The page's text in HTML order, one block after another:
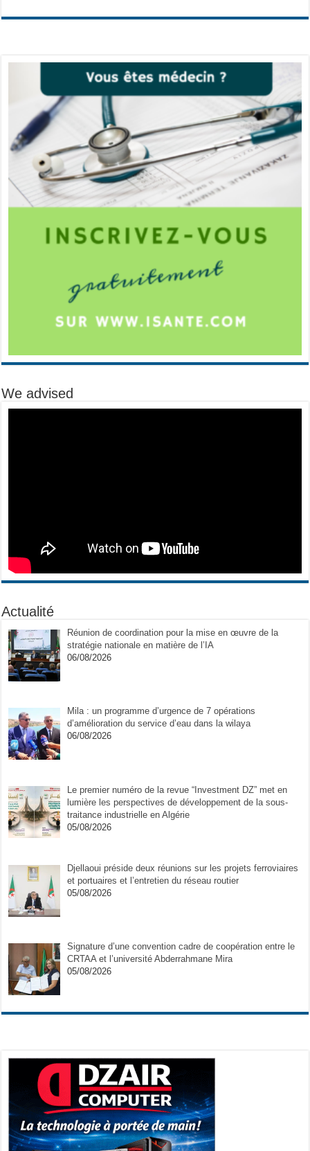
We advised
Actualité
Réunion de coordination pour la mise en œuvre de la
stratégie nationale en matière de l’IA
06/08/2026
Mila : un programme d’urgence de 7 opérations
d’amélioration du service d’eau dans la wilaya
06/08/2026
Le premier numéro de la revue “Investment DZ” met en
lumière les perspectives de développement de la sous-
traitance industrielle en Algérie
05/08/2026
Djellaoui préside deux réunions sur les projets ferroviaires
et portuaires et l’entretien du réseau routier
05/08/2026
Signature d’une convention cadre de coopération entre le
CRTAA et l’université Abderrahmane Mira
05/08/2026